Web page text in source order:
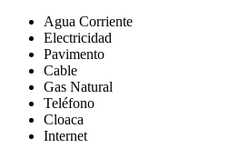
Agua Corriente
Electricidad
Pavimento
Cable
Gas Natural
Teléfono
Cloaca
Internet